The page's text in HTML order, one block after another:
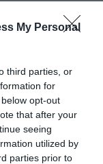
My Personal
third parties, or
for
opt-out
that after your
seeing
utilized by
parties prior to
en
Ontinyent
queOrihuela